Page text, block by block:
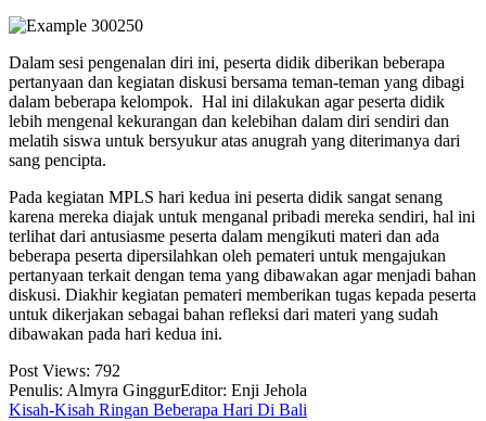
Dalam sesi pengenalan diri ini, peserta didik diberikan beberapa
pertanyaan dan kegiatan diskusi bersama teman-teman yang dibagi
dalam beberapa kelompok. Hal ini dilakukan agar peserta didik
lebih mengenal kekurangan dan kelebihan dalam diri sendiri dan
melatih siswa untuk bersyukur atas anugrah yang diterimanya dari
sang pencipta.
Pada kegiatan MPLS hari kedua ini peserta didik sangat senang
karena mereka diajak untuk menganal pribadi mereka sendiri, hal ini
terlihat dari antusiasme peserta dalam mengikuti materi dan ada
beberapa peserta dipersilahkan oleh pemateri untuk mengajukan
pertanyaan terkait dengan tema yang dibawakan agar menjadi bahan
diskusi. Diakhir kegiatan pemateri memberikan tugas kepada peserta
untuk dikerjakan sebagai bahan refleksi dari materi yang sudah
dibawakan pada hari kedua ini.
Post Views: 792
Penulis: Almyra GinggurEditor: Enji Jehola
Kisah-Kisah Ringan Beberapa Hari Di Bali